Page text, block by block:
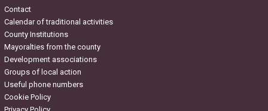
Contact
Calendar of traditional activities
County Institutions
Mayoralties from the county
Development associations
Groups of local action
Useful phone numbers
Cookie Policy